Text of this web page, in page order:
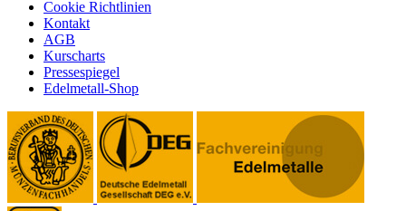
Cookie Richtlinien
Kontakt
AGB
Kurscharts
Pressespiegel
Edelmetall-Shop